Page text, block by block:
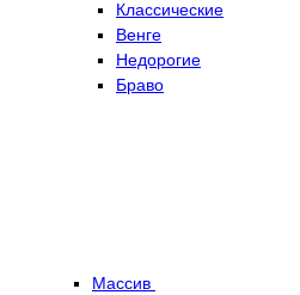
Классические
Венге
Недорогие
Браво
Массив